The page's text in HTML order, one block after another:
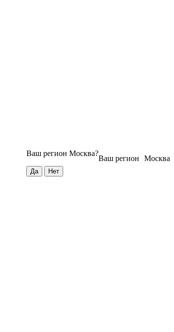
Москва
Ваш регион
Ваш регион Москва?